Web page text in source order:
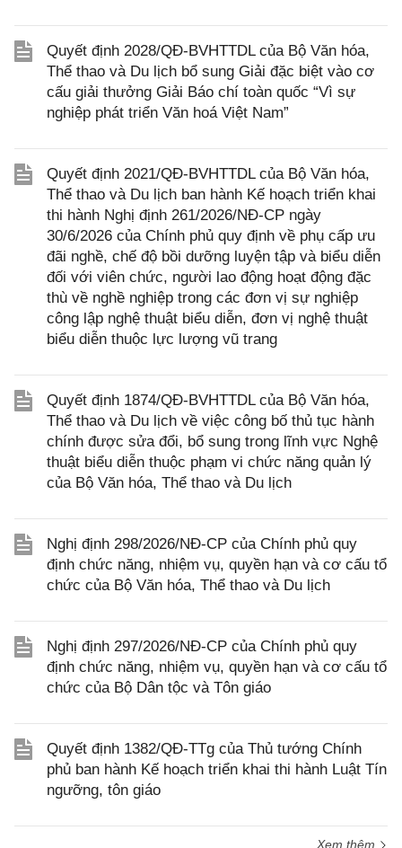
Quyết định 2028/QĐ-BVHTTDL của Bộ Văn hóa,
Thể thao và Du lịch bổ sung Giải đặc biệt vào cơ
cấu giải thưởng Giải Báo chí toàn quốc “Vì sự
nghiệp phát triển Văn hoá Việt Nam”
Quyết định 2021/QĐ-BVHTTDL của Bộ Văn hóa,
Thể thao và Du lịch ban hành Kế hoạch triển khai
thi hành Nghị định 261/2026/NĐ-CP ngày
30/6/2026 của Chính phủ quy định về phụ cấp ưu
đãi nghề, chế độ bồi dưỡng luyện tập và biểu diễn
đối với viên chức, người lao động hoạt động đặc
thù về nghề nghiệp trong các đơn vị sự nghiệp
công lập nghệ thuật biểu diễn, đơn vị nghệ thuật
biểu diễn thuộc lực lượng vũ trang
Quyết định 1874/QĐ-BVHTTDL của Bộ Văn hóa,
Thể thao và Du lịch về việc công bố thủ tục hành
chính được sửa đổi, bổ sung trong lĩnh vực Nghệ
thuật biểu diễn thuộc phạm vi chức năng quản lý
của Bộ Văn hóa, Thể thao và Du lịch
Nghị định 298/2026/NĐ-CP của Chính phủ quy
định chức năng, nhiệm vụ, quyền hạn và cơ cấu tổ
chức của Bộ Văn hóa, Thể thao và Du lịch
Nghị định 297/2026/NĐ-CP của Chính phủ quy
định chức năng, nhiệm vụ, quyền hạn và cơ cấu tổ
chức của Bộ Dân tộc và Tôn giáo
Quyết định 1382/QĐ-TTg của Thủ tướng Chính
phủ ban hành Kế hoạch triển khai thi hành Luật Tín
ngưỡng, tôn giáo
Xem thêm